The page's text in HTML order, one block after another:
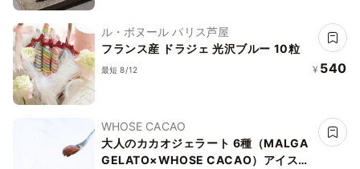
ル・ボヌール パリス芦屋
フランス産 ドラジェ 光沢ブルー 10粒
最短 8/12 ¥ 540
WHOSE CACAO
大人のカカオジェラート 6種（MALGA
GELATO×WHOSE CACAO）アイス